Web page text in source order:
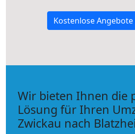
Kostenlose
Wir bieten Ihnen die
Lösung für Ihren
Zwickau nach